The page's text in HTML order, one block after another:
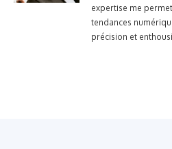
expertise me
tendances
précision et